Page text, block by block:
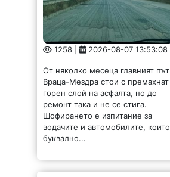
1258 | 2026-08-07 13:53:08
От няколко месеца главният път
Враца-Мездра стои с премахнат
горен слой на асфалта, но до
ремонт така и не се стига.
Шофирането е изпитание за
водачите и автомобилите, които
буквално...